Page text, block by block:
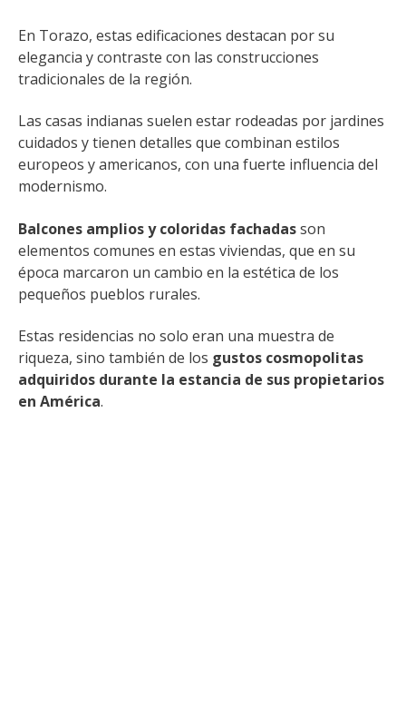
En Torazo, estas edificaciones destacan por su
elegancia y contraste con las construcciones
tradicionales de la región.
Las casas indianas suelen estar rodeadas por jardines
cuidados y tienen detalles que combinan estilos
europeos y americanos, con una fuerte influencia del
modernismo.
Balcones amplios y coloridas fachadasson
elementos comunes en estas viviendas, que en su
época marcaron un cambio en la estética de los
pequeños pueblos rurales.
Estas residencias no solo eran una muestra de
riqueza, sino también de los gustos cosmopolitas
adquiridos durante la estancia de sus propietarios
en América.